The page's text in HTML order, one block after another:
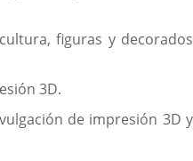
figuras y decorados
3D.
de impresión 3D y